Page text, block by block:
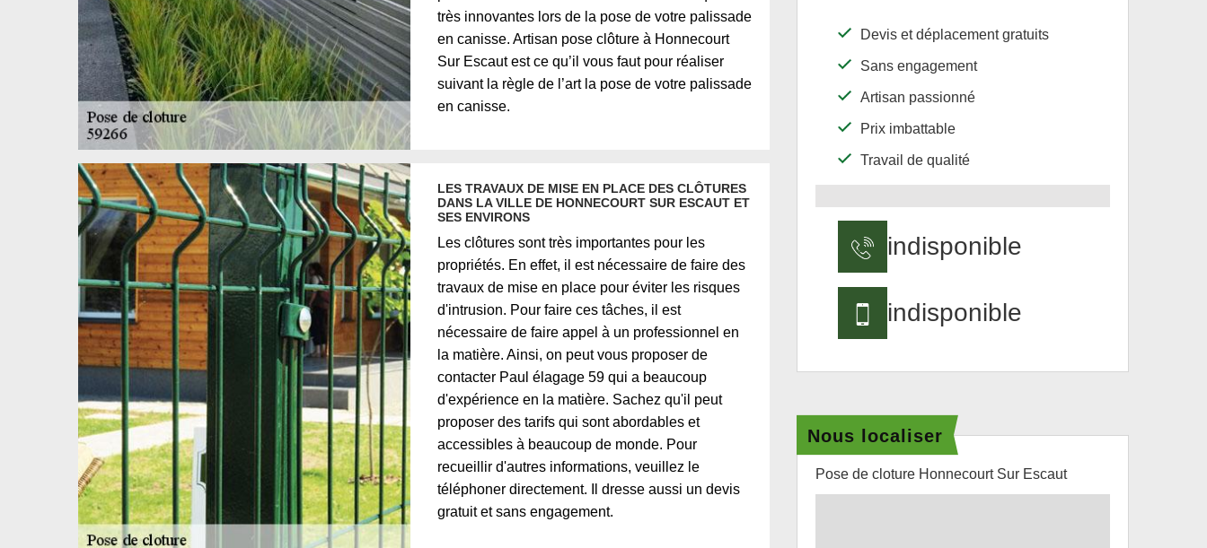
très innovantes lors de la pose de votre palissade
en canisse. Artisan pose clôture à Honnecourt
Sur Escaut est ce qu’il vous faut pour réaliser
suivant la règle de l’art la pose de votre palissade
en canisse.
LES TRAVAUX DE MISE EN PLACE DES CLÔTURES
DANS LA VILLE DE HONNECOURT SUR ESCAUT ET
SES ENVIRONS
Les clôtures sont très importantes pour les
propriétés. En effet, il est nécessaire de faire des
travaux de mise en place pour éviter les risques
d'intrusion. Pour faire ces tâches, il est
nécessaire de faire appel à un professionnel en
la matière. Ainsi, on peut vous proposer de
contacter Paul élagage 59 qui a beaucoup
d'expérience en la matière. Sachez qu'il peut
proposer des tarifs qui sont abordables et
accessibles à beaucoup de monde. Pour
recueillir d'autres informations, veuillez le
téléphoner directement. Il dresse aussi un devis
gratuit et sans engagement.
Devis et déplacement gratuits
Sans engagement
Artisan passionné
Prix imbattable
Travail de qualité
indisponible
indisponible
Nous localiser
Pose de cloture Honnecourt Sur Escaut